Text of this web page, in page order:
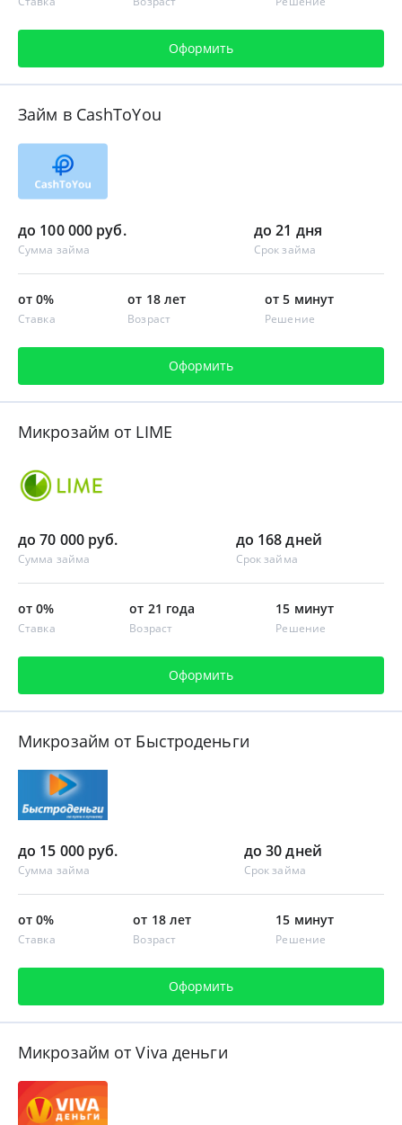
Оформить
Займ в CashToYou
до 100 000 руб.
Сумма займа
до 21 дня
Срок займа
от 0%
Ставка
от 18 лет
Возраст
от 5 минут
Решение
Оформить
Микрозайм от LIME
до 70 000 руб.
Сумма займа
до 168 дней
Срок займа
от 0%
Ставка
от 21 года
Возраст
15 минут
Решение
Оформить
Микрозайм от Быстроденьги
до 15 000 руб.
Сумма займа
до 30 дней
Срок займа
от 0%
Ставка
от 18 лет
Возраст
15 минут
Решение
Оформить
Микрозайм от Viva деньги